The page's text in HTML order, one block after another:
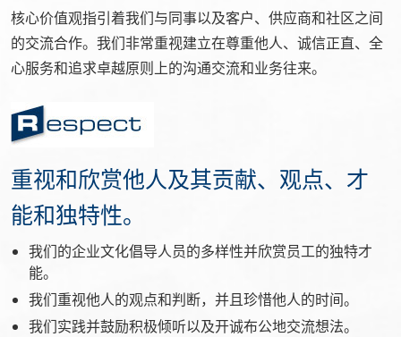
核心价值观指引着我们与同事以及客户、供应商和社区之间
的交流合作。我们非常重视建立在尊重他人、诚信正直、全
心服务和追求卓越原则上的沟通交流和业务往来。
重视和欣赏他人及其贡献、观点、才
能和独特性。
我们的企业文化倡导人员的多样性并欣赏员工的独特才
能。
我们重视他人的观点和判断，并且珍惜他人的时间。
我们实践并鼓励积极倾听以及开诚布公地交流想法。